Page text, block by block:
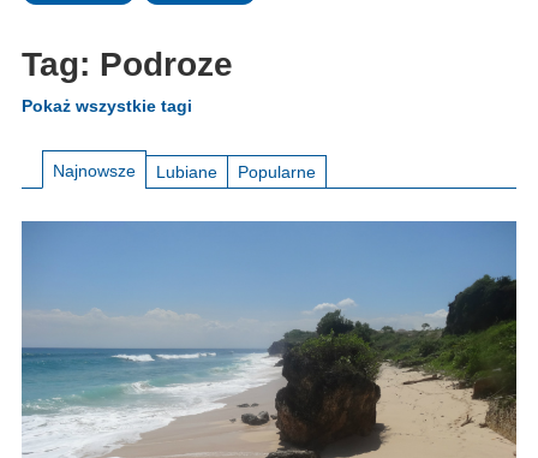
Tag: Podroze
Pokaż wszystkie tagi
Najnowsze Lubiane Popularne